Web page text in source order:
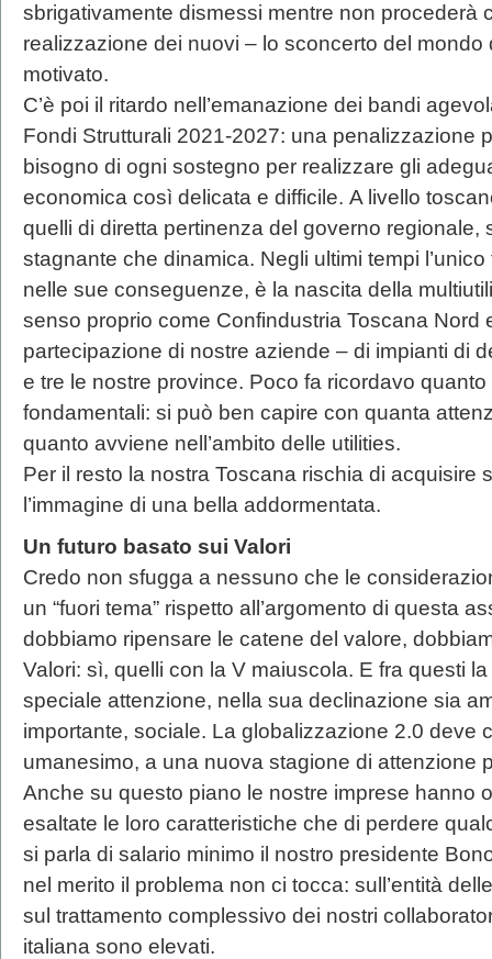
sbrigativamente dismessi mentre non procederà
realizzazione dei nuovi – lo sconcerto del mondo
motivato.
C’è poi il ritardo nell’emanazione dei bandi
Fondi Strutturali 2021-2027: una penalizzazione
bisogno di ogni sostegno per realizzare gli
economica così delicata e difficile. A livello
quelli di diretta pertinenza del governo regionale,
stagnante che dinamica. Negli ultimi tempi
nelle sue conseguenze, è la nascita della
senso proprio come Confindustria Toscana Nord
partecipazione di nostre aziende – di impianti di
e tre le nostre province. Poco fa ricordavo
fondamentali: si può ben capire con quanta
quanto avviene nell’ambito delle utilities.
Per il resto la nostra Toscana rischia di acquisire
l’immagine di una bella addormentata.
Un futuro basato sui Valori
Credo non sfugga a nessuno che le
un “fuori tema” rispetto all’argomento di questa
dobbiamo ripensare le catene del valore,
Valori: sì, quelli con la V maiuscola. E fra questi
speciale attenzione, nella sua declinazione sia
importante, sociale. La globalizzazione 2.0 deve
umanesimo, a una nuova stagione di attenzione
Anche su questo piano le nostre imprese hanno
esaltate le loro caratteristiche che di perdere
si parla di salario minimo il nostro presidente
nel merito il problema non ci tocca: sull’entità
sul trattamento complessivo dei nostri
italiana sono elevati.